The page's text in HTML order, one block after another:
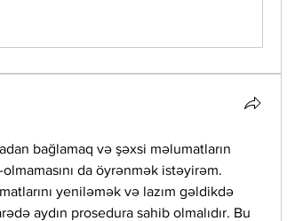
bağlamaq və şəxsi məlumatların
da öyrənmək istəyirəm.
yeniləmək və lazım gəldikdə
aydın prosedura sahib olmalıdır. Bu